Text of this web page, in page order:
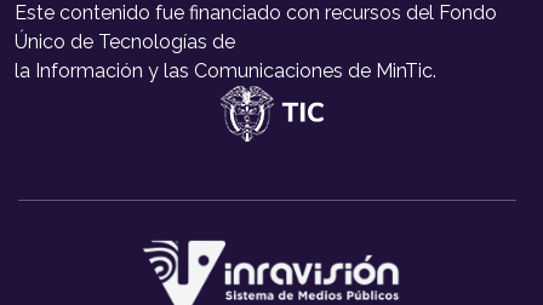
Este contenido fue financiado con recursos del Fondo
Único de Tecnologías de
la Información y las Comunicaciones de MinTic.